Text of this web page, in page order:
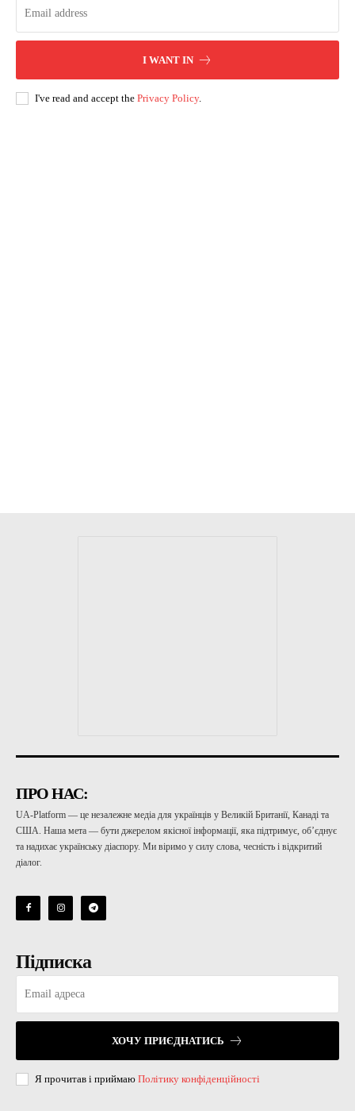
I WANT IN
I've read and accept the Privacy Policy.
ПРО НАС:
UA-Platform — це незалежне медіа для українців у Великій Британії, Канаді та
США. Наша мета — бути джерелом якісної інформації, яка підтримує, об’єднує
та надихає українську діаспору. Ми віримо у силу слова, чесність і відкритий
діалог.
Підписка
ХОЧУ ПРИЄДНАТИСЬ
Я прочитав і приймаю Політику конфіденційності